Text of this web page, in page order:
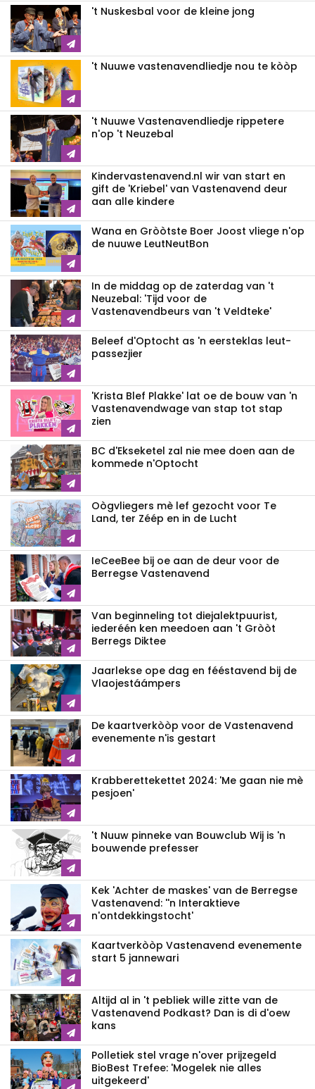
't Nuskesbal voor de kleine jong
't Nuuwe vastenavendliedje nou te kòòp
't Nuuwe Vastenavendliedje rippetere
n'op 't Neuzebal
Kindervastenavend.nl wir van start en
gift de 'Kriebel' van Vastenavend deur
aan alle kindere
Wana en Gròòtste Boer Joost vliege n'op
de nuuwe LeutNeutBon
In de middag op de zaterdag van 't
Neuzebal: 'Tijd voor de
Vastenavendbeurs van 't Veldteke'
Beleef d'Optocht as 'n eersteklas leut-
passezjier
'Krista Blef Plakke' lat oe de bouw van 'n
Vastenavendwage van stap tot stap
zien
BC d'Ekseketel zal nie mee doen aan de
kommede n'Optocht
Oògvliegers mè lef gezocht voor Te
Land, ter Zéép en in de Lucht
IeCeeBee bij oe aan de deur voor de
Berregse Vastenavend
Van beginneling tot diejalektpuurist,
iederéén ken meedoen aan 't Gròòt
Berregs Diktee
Jaarlekse ope dag en fééstavend bij de
Vlaojestáámpers
De kaartverkòòp voor de Vastenavend
evenemente n'is gestart
Krabberettekettet 2024: 'Me gaan nie mè
pesjoen'
't Nuuw pinneke van Bouwclub Wij is 'n
bouwende prefesser
Kek 'Achter de maskes' van de Berregse
Vastenavend: ''n Interaktieve
n'ontdekkingstocht'
Kaartverkòòp Vastenavend­ evenemente
start 5 jannewari
Altijd al in 't pebliek wille zitte van de
Vastenavend Podkast? Dan is di d'oew
kans
Polletiek stel vrage n'over prijzegeld
BioBest Trefee: 'Mogelek nie alles
uitgekeerd'